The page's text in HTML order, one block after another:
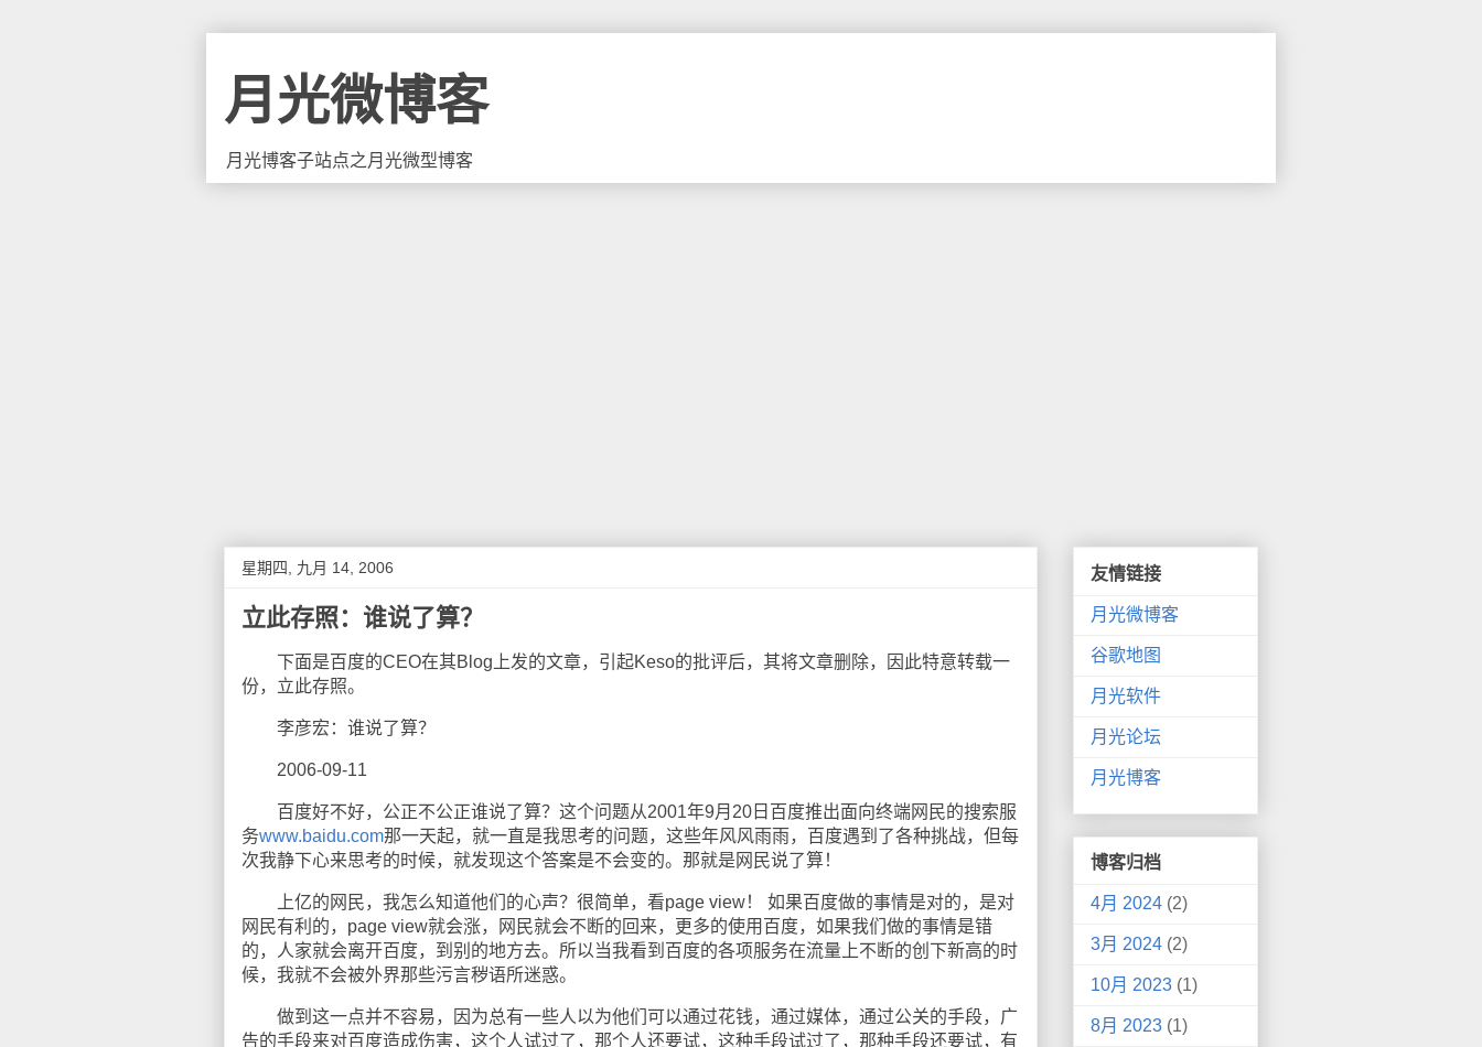
月光微博客
月光博客子站点之月光微型博客
星期四, 九月 14, 2006
立此存照：谁说了算？
下面是百度的CEO在其Blog上发的文章，引起Keso的批评后，其将文章删除，因此特意转载一
份，立此存照。
李彦宏：谁说了算？
2006-09-11
百度好不好，公正不公正谁说了算？这个问题从2001年9月20日百度推出面向终端网民的搜索服
务www.baidu.com那一天起，就一直是我思考的问题，这些年风风雨雨，百度遇到了各种挑战，但每
次我静下心来思考的时候，就发现这个答案是不会变的。那就是网民说了算！
上亿的网民，我怎么知道他们的心声？很简单，看page view！ 如果百度做的事情是对的，是对
网民有利的，page view就会涨，网民就会不断的回来，更多的使用百度，如果我们做的事情是错
的，人家就会离开百度，到别的地方去。所以当我看到百度的各项服务在流量上不断的创下新高的时
候，我就不会被外界那些污言秽语所迷惑。
做到这一点并不容易，因为总有一些人以为他们可以通过花钱，通过媒体，通过公关的手段，广
告的手段来对百度造成伤害，这个人试过了，那个人还要试，这种手段试过了，那种手段还要试，有
友情链接
月光微博客
谷歌地图
月光软件
月光论坛
月光博客
博客归档
4月 2024 (2)
3月 2024 (2)
10月 2023 (1)
8月 2023 (1)